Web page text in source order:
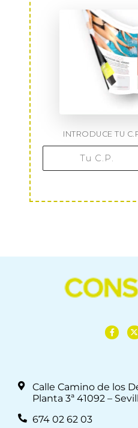
INTRODUCE TU
Calle Camino de los
Planta 3ª 41092 –
674 02 62 03